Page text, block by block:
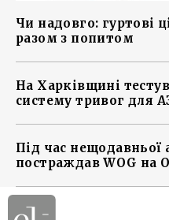
Чи надовго: гуртові
разом з попитом
На Харківщині
систему тривог для
Під час нещодавньої
постраждав WOG на